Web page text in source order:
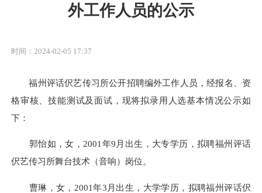
外工作人员的公示
时间：2024-02-05 17:37
福州评话伬艺传习所公开招聘编外工作人员，经报名、资
格审核、技能测试及面试，现将拟录用人选基本情况公示如
下：
郭怡如，女，2001年9月出生，大专学历，拟聘福州评话
伬艺传习所舞台技术（音响）岗位。
曹琳，女，2001年3月出生，大学学历，拟聘福州评话伬